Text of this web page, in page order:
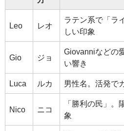
Leo レオ
ラテン系で「ラ
しい印象
Gio ジョ
Giovanniなどの
い響き
Luca ルカ 男性名。活発で
Nico ニコ
「勝利の民」。
象